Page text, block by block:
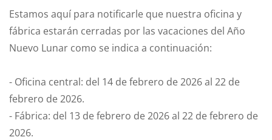
Estamos aquí para notificarle que nuestra oficina y
fábrica estarán cerradas por las vacaciones del Año
Nuevo Lunar como se indica a continuación:
- Oficina central: del 14 de febrero de 2026 al 22 de
febrero de 2026.
- Fábrica: del 13 de febrero de 2026 al 22 de febrero de
2026.